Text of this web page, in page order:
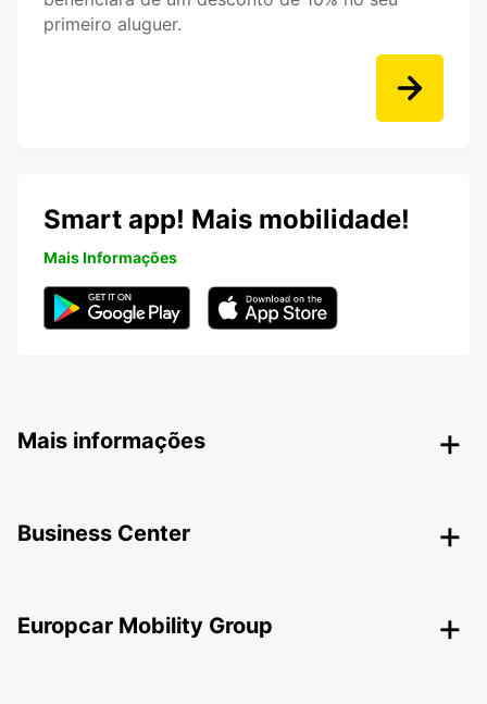
primeiro aluguer.
Smart app! Mais mobilidade!
Mais Informações
Mais informações
Business Center
Europcar Mobility Group